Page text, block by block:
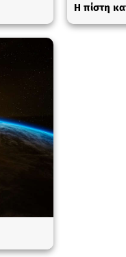
Η πίστη